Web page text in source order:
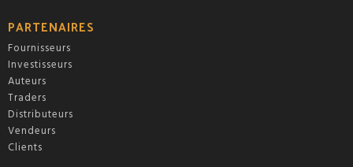
PARTENAIRES
Fournisseurs
Investisseurs
Auteurs
Traders
Distributeurs
Vendeurs
Clients